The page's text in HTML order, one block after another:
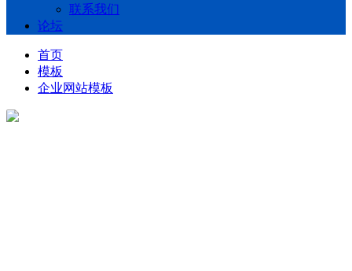
联系我们
论坛
首页
模板
企业网站模板